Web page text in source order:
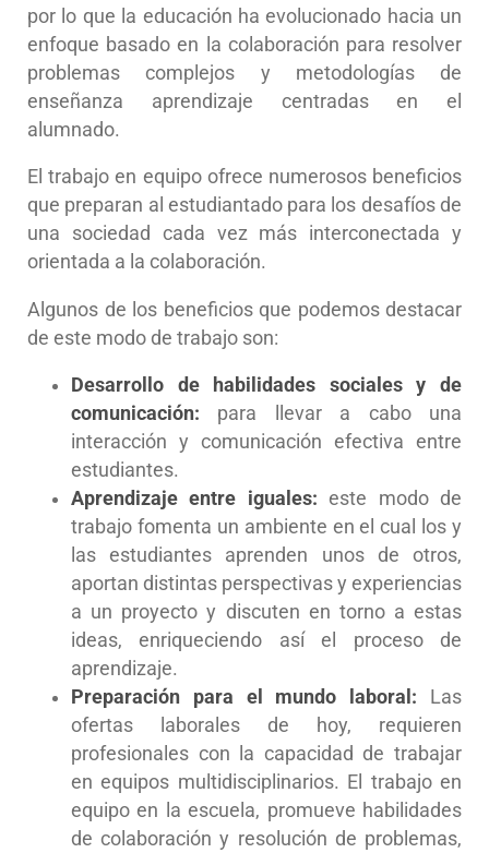
por lo que la educación ha evolucionado hacia un
enfoque basado en la colaboración para resolver
problemas complejos y metodologías de
enseñanza aprendizaje centradas en el
alumnado.
El trabajo en equipo ofrece numerosos beneficios
que preparan al estudiantado para los desafíos de
una sociedad cada vez más interconectada y
orientada a la colaboración.
Algunos de los beneficios que podemos destacar
de este modo de trabajo son:
Desarrollo de habilidades sociales y de
comunicación: para llevar a cabo una
interacción y comunicación efectiva entre
estudiantes.
Aprendizaje entre iguales: este modo de
trabajo fomenta un ambiente en el cual los y
las estudiantes aprenden unos de otros,
aportan distintas perspectivas y experiencias
a un proyecto y discuten en torno a estas
ideas, enriqueciendo así el proceso de
aprendizaje.
Preparación para el mundo laboral: Las
ofertas laborales de hoy, requieren
profesionales con la capacidad de trabajar
en equipos multidisciplinarios. El trabajo en
equipo en la escuela, promueve habilidades
de colaboración y resolución de problemas,